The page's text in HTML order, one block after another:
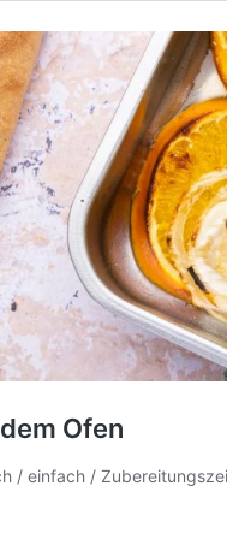
Ofen
/ einfach /